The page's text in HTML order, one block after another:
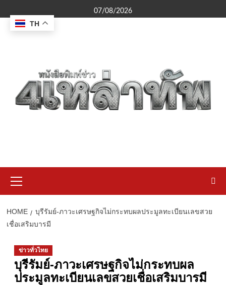
to
content
07/08/2026
Menu
HOME
บุรีรัมย์-ภาวะเศรษฐกิจไม่กระทบผลประมูลทะเบียนเลขสวย
เชื่อเสริมบารมี
ข่าวทั่วไทย
บุรีรัมย์-ภาวะเศรษฐกิจไม่กระทบผล
ประมูลทะเบียนเลขสวยเชื่อเสริมบารมี
TH